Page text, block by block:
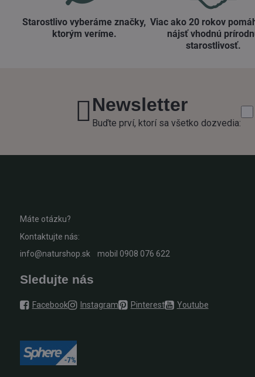
Starostlivo vyberáme značky,
ktorým veríme​.
Viac ako 20 rokov
nájsť vhodnú
starostlivosť​.
Newsletter
Buďte prví, ktorí sa všetko dozvedia:
Máte otázku?
Kontaktujte nás:
info@naturshop.skmobil 0908 076 622
Sledujte nás
Facebook Instagram Pinterest Youtube